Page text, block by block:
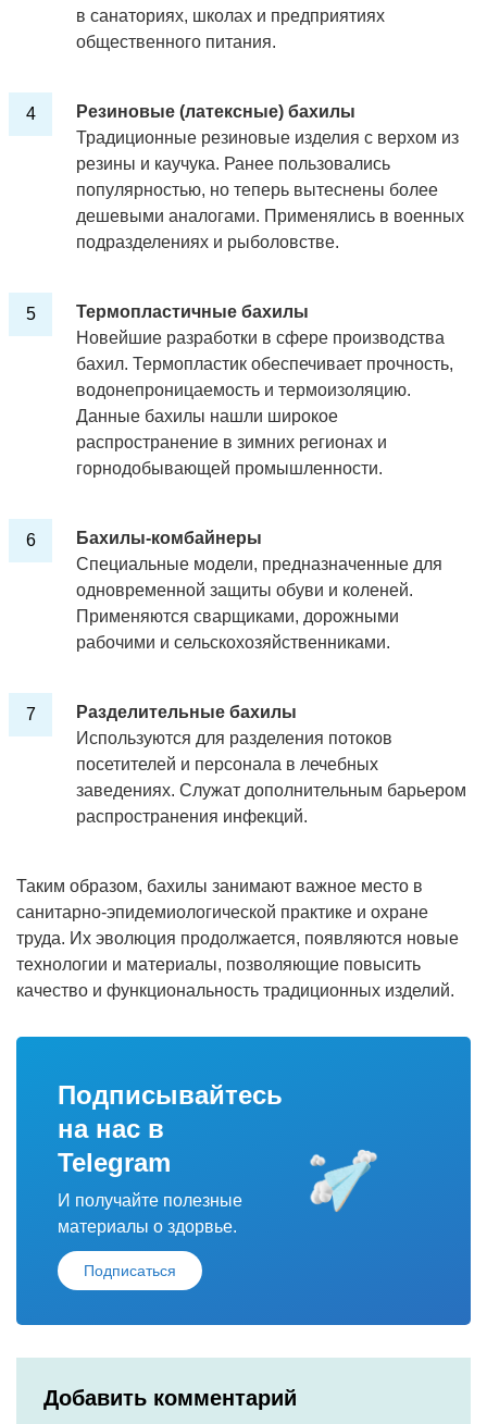
в санаториях, школах и предприятиях
общественного питания.
Резиновые (латексные) бахилы
Традиционные резиновые изделия с верхом из
резины и каучука. Ранее пользовались
популярностью, но теперь вытеснены более
дешевыми аналогами. Применялись в военных
подразделениях и рыболовстве.
Термопластичные бахилы
Новейшие разработки в сфере производства
бахил. Термопластик обеспечивает прочность,
водонепроницаемость и термоизоляцию.
Данные бахилы нашли широкое
распространение в зимних регионах и
горнодобывающей промышленности.
Бахилы-комбайнеры
Специальные модели, предназначенные для
одновременной защиты обуви и коленей.
Применяются сварщиками, дорожными
рабочими и сельскохозяйственниками.
Разделительные бахилы
Используются для разделения потоков
посетителей и персонала в лечебных
заведениях. Служат дополнительным барьером
распространения инфекций.
Таким образом, бахилы занимают важное место в
санитарно-эпидемиологической практике и охране
труда. Их эволюция продолжается, появляются новые
технологии и материалы, позволяющие повысить
качество и функциональность традиционных изделий.
Подписывайтесь
на нас в
Telegram
И получайте полезные
материалы о здорвье.
Подписаться
Добавить комментарий